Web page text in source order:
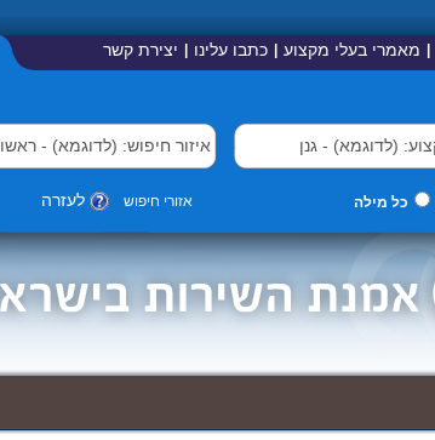
מאמרי בעלי מקצוע כתבו עלינו יצירת קשר
כל מילה אזורי חיפוש לעזרה